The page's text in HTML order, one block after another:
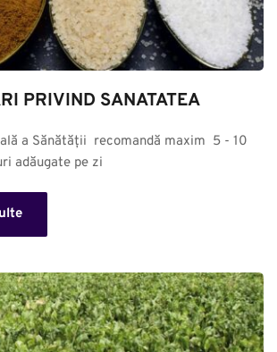
PRIVIND SANATATEA
a Sănătății  recomandă maxim  5 - 10
adăugate pe zi